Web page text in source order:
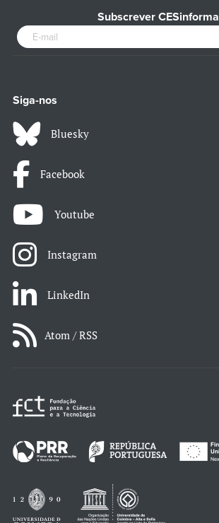
Subscrever CESinforma
Siga-nos
Bluesky
Facebook
Youtube
Instagram
LinkedIn
Atom / RSS